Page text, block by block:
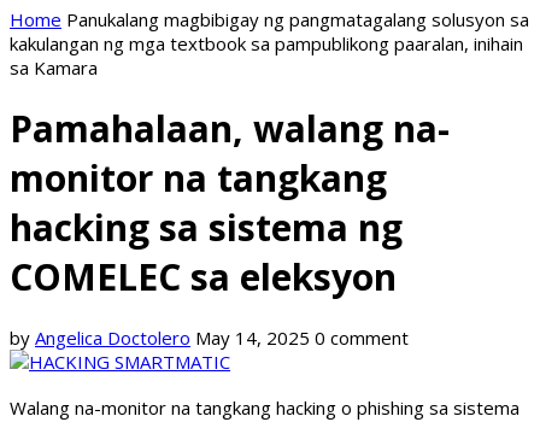
Home Panukalang magbibigay ng pangmatagalang solusyon sa
kakulangan ng mga textbook sa pampublikong paaralan, inihain
sa Kamara
Pamahalaan, walang na-
monitor na tangkang
hacking sa sistema ng
COMELEC sa eleksyon
by Angelica Doctolero May 14, 2025 0 comment
Walang na-monitor na tangkang hacking o phishing sa sistema